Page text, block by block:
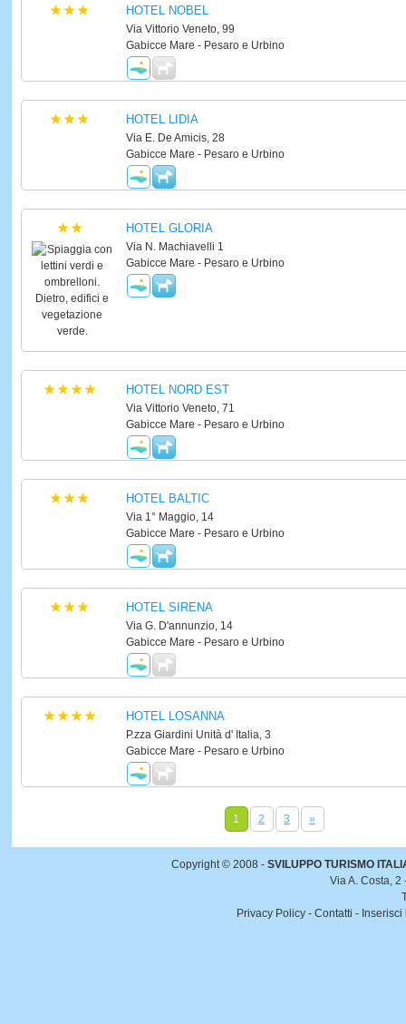
HOTEL NOBEL
Via Vittorio Veneto, 99
Gabicce Mare - Pesaro e Urbino
HOTEL LIDIA
Via E. De Amicis, 28
Gabicce Mare - Pesaro e Urbino
HOTEL GLORIA
Via N. Machiavelli 1
Gabicce Mare - Pesaro e Urbino
HOTEL NORD EST
Via Vittorio Veneto, 71
Gabicce Mare - Pesaro e Urbino
HOTEL BALTIC
Via 1° Maggio, 14
Gabicce Mare - Pesaro e Urbino
HOTEL SIRENA
Via G. D'annunzio, 14
Gabicce Mare - Pesaro e Urbino
HOTEL LOSANNA
P.zza Giardini Unità d' Italia, 3
Gabicce Mare - Pesaro e Urbino
1 2 3 »
Copyright © 2008 - SVILUPPO TURISMO
Via A. Costa,
Privacy Policy - Contatti -